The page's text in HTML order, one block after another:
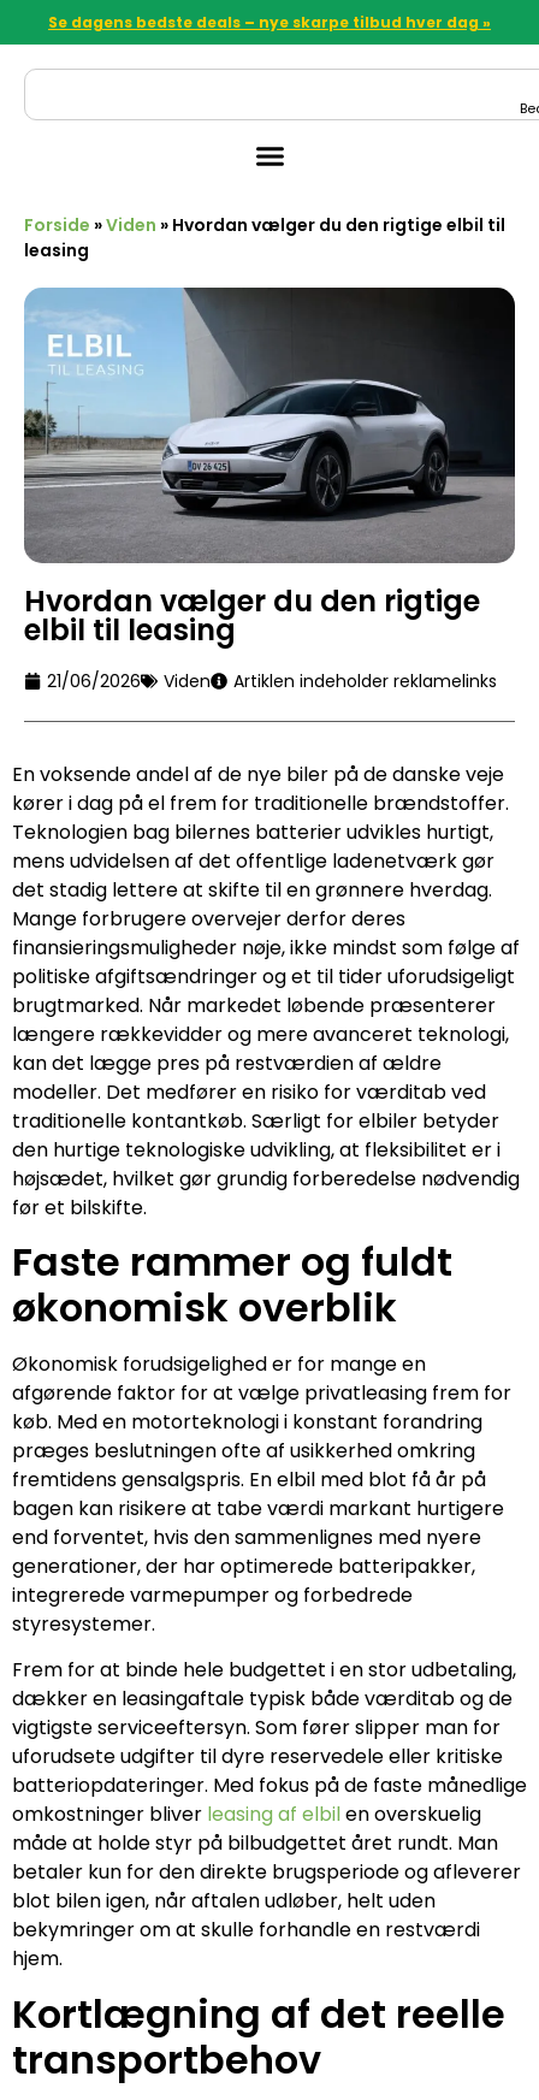
Se dagens bedste deals – nye skarpe tilbud hver dag »
Forside »Viden » Hvordan vælger du den rigtige elbil til
leasing
Hvordan vælger du den rigtige
elbil til leasing
21/06/2026 Viden Artiklen indeholder reklamelinks
En voksende andel af de nye biler på de danske veje
kører i dag på el frem for traditionelle brændstoffer.
Teknologien bag bilernes batterier udvikles hurtigt,
mens udvidelsen af det offentlige ladenetværk gør
det stadig lettere at skifte til en grønnere hverdag.
Mange forbrugere overvejer derfor deres
finansieringsmuligheder nøje, ikke mindst som følge af
politiske afgiftsændringer og et til tider uforudsigeligt
brugtmarked. Når markedet løbende præsenterer
længere rækkevidder og mere avanceret teknologi,
kan det lægge pres på restværdien af ældre
modeller. Det medfører en risiko for værditab ved
traditionelle kontantkøb. Særligt for elbiler betyder
den hurtige teknologiske udvikling, at fleksibilitet er i
højsædet, hvilket gør grundig forberedelse nødvendig
før et bilskifte.
Faste rammer og fuldt
økonomisk overblik
Økonomisk forudsigelighed er for mange en
afgørende faktor for at vælge privatleasing frem for
køb. Med en motorteknologi i konstant forandring
præges beslutningen ofte af usikkerhed omkring
fremtidens gensalgspris. En elbil med blot få år på
bagen kan risikere at tabe værdi markant hurtigere
end forventet, hvis den sammenlignes med nyere
generationer, der har optimerede batteripakker,
integrerede varmepumper og forbedrede
styresystemer.
Frem for at binde hele budgettet i en stor udbetaling,
dækker en leasingaftale typisk både værditab og de
vigtigste serviceeftersyn. Som fører slipper man for
uforudsete udgifter til dyre reservedele eller kritiske
batteriopdateringer. Med fokus på de faste månedlige
omkostninger bliver leasing af elbilen overskuelig
måde at holde styr på bilbudgettet året rundt. Man
betaler kun for den direkte brugsperiode og afleverer
blot bilen igen, når aftalen udløber, helt uden
bekymringer om at skulle forhandle en restværdi
hjem.
Kortlægning af det reelle
transportbehov